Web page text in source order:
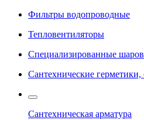
Фильтры водопроводные
Тепловентиляторы
Специализированные
Сантехнические
Сантехническая арматура